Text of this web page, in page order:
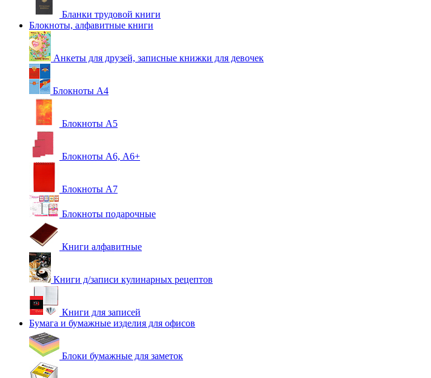
Бланки трудовой книги
Блокноты, алфавитные книги
Анкеты для друзей, записные книжки для девочек
Блокноты А4
Блокноты А5
Блокноты А6, А6+
Блокноты А7
Блокноты подарочные
Книги алфавитные
Книги д/записи кулинарных рецептов
Книги для записей
Бумага и бумажные изделия для офисов
Блоки бумажные для заметок